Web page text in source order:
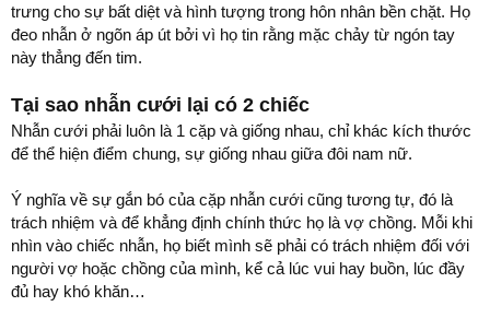
trưng cho sự bất diệt và hình tượng trong hôn nhân bền chặt. Họ
đeo nhẫn ở ngõn áp út bởi vì họ tin rằng mặc chảy từ ngón tay
này thẳng đến tim.
Tại sao nhẫn cưới lại có 2 chiếc
Nhẫn cưới phải luôn là 1 cặp và giống nhau, chỉ khác kích thước
để thể hiện điểm chung, sự giống nhau giữa đôi nam nữ.
Ý nghĩa về sự gắn bó của cặp nhẫn cưới cũng tương tự, đó là
trách nhiệm và để khẳng định chính thức họ là vợ chồng. Mỗi khi
nhìn vào chiếc nhẫn, họ biết mình sẽ phải có trách nhiệm đối với
người vợ hoặc chồng của mình, kể cả lúc vui hay buồn, lúc đầy
đủ hay khó khăn…